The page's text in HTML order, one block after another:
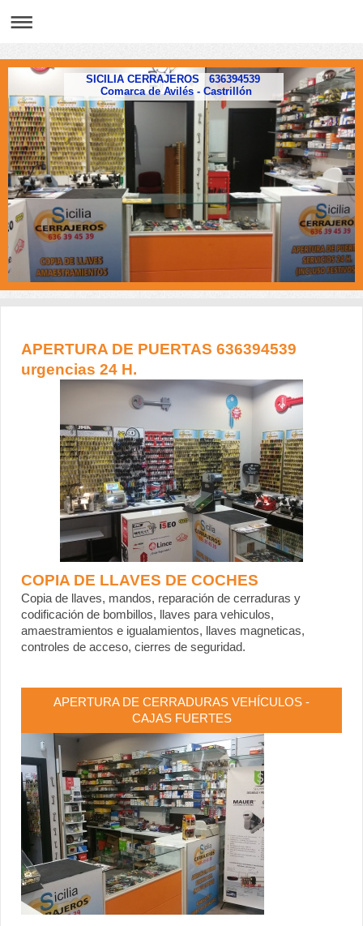
SICILIA CERRAJEROS 636394539
Comarca de Avilés - Castrillón
APERTURA DE PUERTAS 636394539
urgencias 24 H.
COPIA DE LLAVES DE COCHES
Copia de llaves, mandos, reparación de cerraduras y
codificación de bombillos, llaves para vehiculos,
amaestramientos e igualamientos, llaves magneticas,
controles de acceso, cierres de seguridad.
APERTURA DE CERRADURAS VEHÍCULOS -
CAJAS FUERTES